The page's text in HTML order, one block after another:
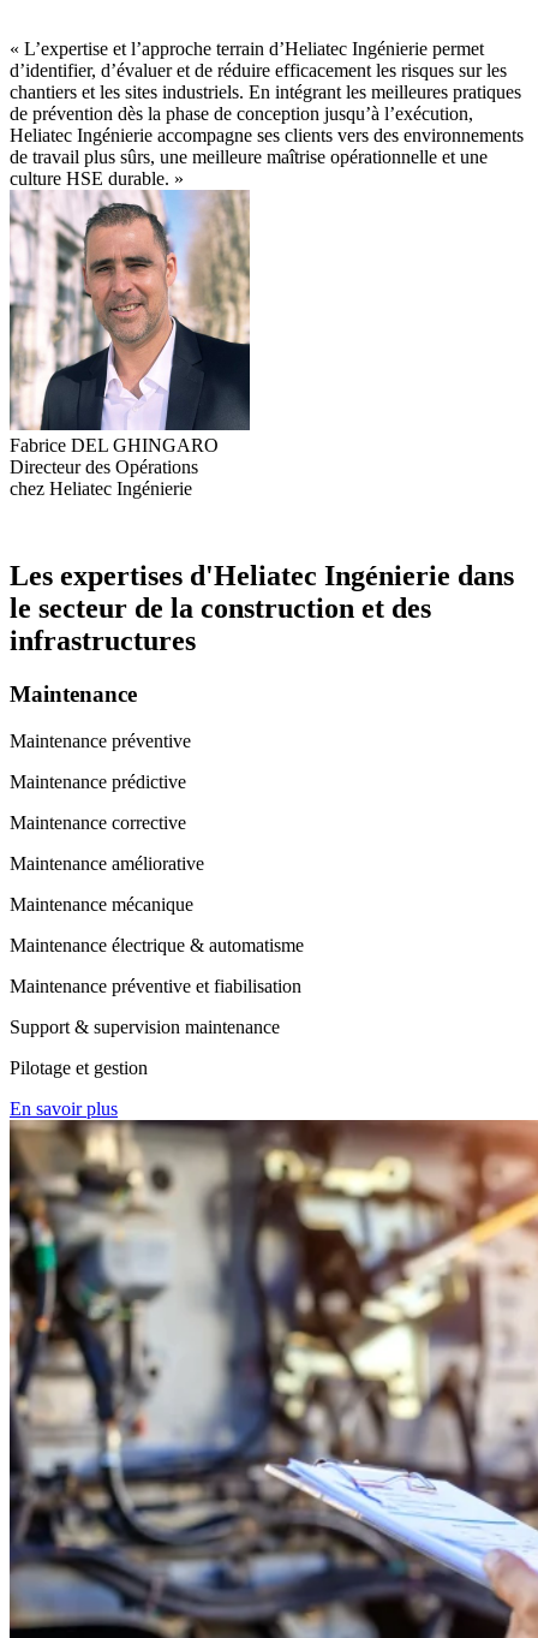
« L’expertise et l’approche terrain d’Heliatec Ingénierie permet
d’identifier, d’évaluer et de réduire efficacement les risques sur les
chantiers et les sites industriels. En intégrant les meilleures pratiques
de prévention dès la phase de conception jusqu’à l’exécution,
Heliatec Ingénierie accompagne ses clients vers des environnements
de travail plus sûrs, une meilleure maîtrise opérationnelle et une
culture HSE durable. »
Fabrice DEL GHINGARO
Directeur des Opérations
chez Heliatec Ingénierie
Les expertises d'Heliatec Ingénierie dans
le secteur de la construction et des
infrastructures
Maintenance
Maintenance préventive
Maintenance prédictive
Maintenance corrective
Maintenance améliorative
Maintenance mécanique
Maintenance électrique & automatisme
Maintenance préventive et fiabilisation
Support & supervision maintenance
Pilotage et gestion
En savoir plus